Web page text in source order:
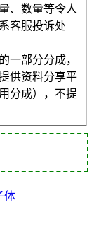
、数量等令人
客服投诉处
一部分分成，
供资料分享平
分成），不提
体